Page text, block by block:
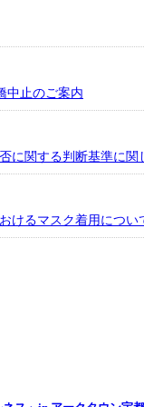
中止のご案内
に関する判断基準に関
けるマスク着用につい